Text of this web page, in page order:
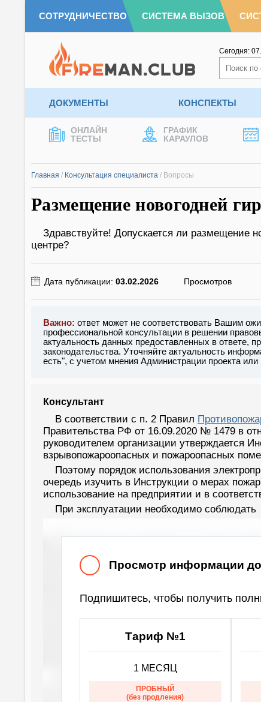
СОТРУДНИЧЕСТВО СИСТЕМА ВЫЗОВ
Сегодня:
ДОКУМЕНТЫ КОНСПЕКТЫ
ОНЛАЙН
ТЕСТЫ
ГРАФИК
КАРАУЛОВ
Главная / Консультация специалиста / Вопросы
Размещение новогодней
Здравствуйте! Допускается ли размещение
центре?
Дата публикации: 03.02.2026 Просмотров
Важно: ответ может не соответствовать Вашим
профессиональной консультации в решении
актуальность данных предоставленных в ответе,
законодательства. Уточняйте актуальность
есть", с учетом мнения Администрации проекта или
Консультант
В соответствии с п. 2 Правил
Правительства РФ от 16.09.2020 № 1479 в
руководителем организации утверждается
взрывопожароопасных и пожароопасных
Поэтому порядок использования
очередь изучить в Инструкции о мерах
использование на предприятии и в
При эксплуатации необходимо соблюдать
Просмотр информации
Подпишитесь, чтобы получить
Тариф №1
1 МЕСЯЦ
ПРОБНЫЙ
(без продления)